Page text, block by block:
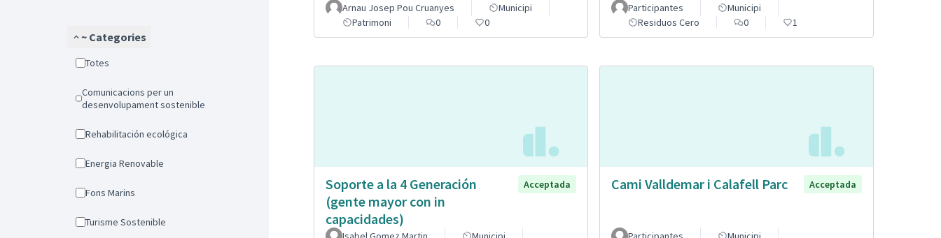
~ Categories
Totes
Comunicacions per un
desenvolupament sostenible
Rehabilitación ecológica
Energia Renovable
Fons Marins
Turisme Sostenible
Arnau Josep Pou Cruanyes
Municipi
Patrimoni
0 0
Participantes
Municipi
Residuos Cero
0 1
Soporte a la 4 Generación
(gente mayor con in
capacidades)
Acceptada Cami Valldemar i Calafell Parc Acceptada